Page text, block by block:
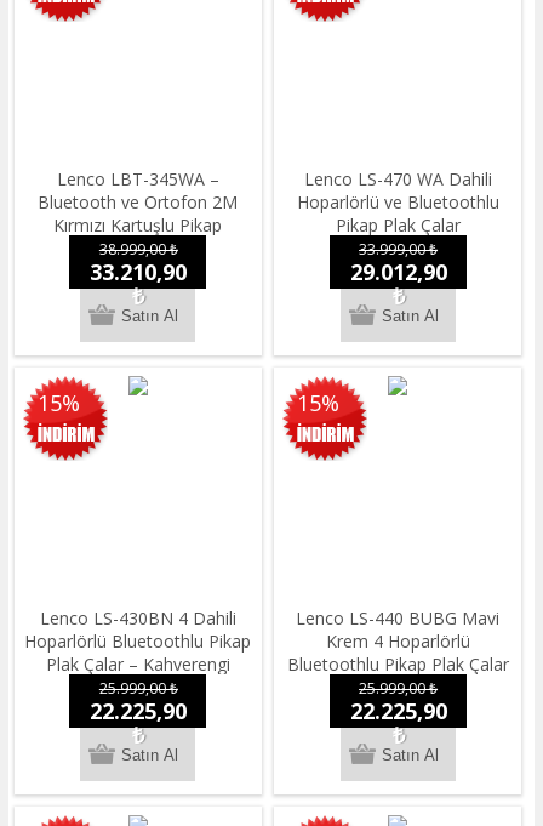
Lenco LBT-345WA –
Bluetooth ve Ortofon 2M
Kırmızı Kartuşlu Pikap
38.999,00 ₺
33.210,90
₺
Lenco LS-470 WA Dahili
Hoparlörlü ve Bluetoothlu
Pikap Plak Çalar
33.999,00 ₺
29.012,90
₺
15%
Lenco LS-430BN 4 Dahili
Hoparlörlü Bluetoothlu Pikap
Plak Çalar – Kahverengi
25.999,00 ₺
22.225,90
₺
15%
Lenco LS-440 BUBG Mavi
Krem 4 Hoparlörlü
Bluetoothlu Pikap Plak Çalar
25.999,00 ₺
22.225,90
₺